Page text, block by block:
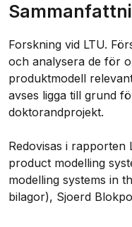
Forskning vid LTU.
och analysera de för
produktmodell
avses ligga till grund
doktorandprojekt.
Redovisas i rapporten
product modelling
modelling systems in
bilagor), Sjoerd